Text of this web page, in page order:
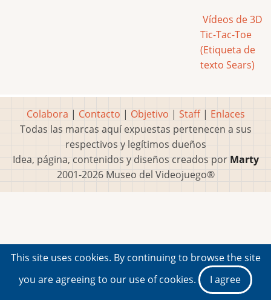
Vídeos de 3D
Tic-Tac-Toe
(Etiqueta de
texto Sears)
Colabora | Contacto | Objetivo | Staff| Enlaces
Todas las marcas aquí expuestas pertenecen a sus
respectivos y legítimos dueños
Idea, página, contenidos y diseños creados por Marty
2001-2026 Museo del Videojuego®
This site uses cookies. By continuing to browse the site
you are agreeing to our use of cookies.
I agree